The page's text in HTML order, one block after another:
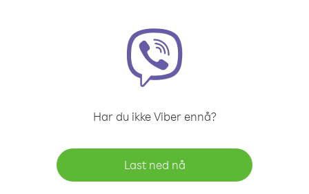
Har du ikke Viber ennå?
Last ned nå